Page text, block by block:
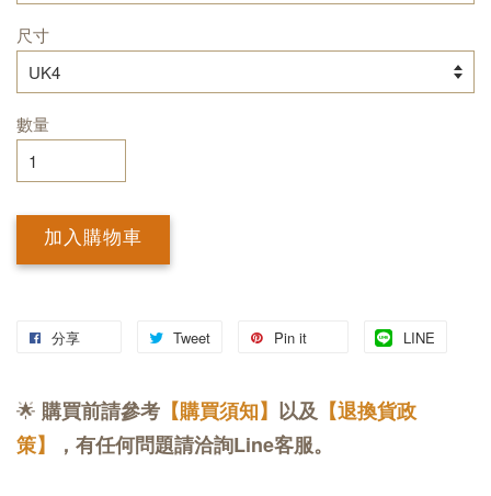
尺寸
數量
加入購物車
分享 Tweet Pin it LINE
🌟 購買前請參考 【購買須知】 以及 【退換貨政
策】
，有任何問題請洽詢Line客服。